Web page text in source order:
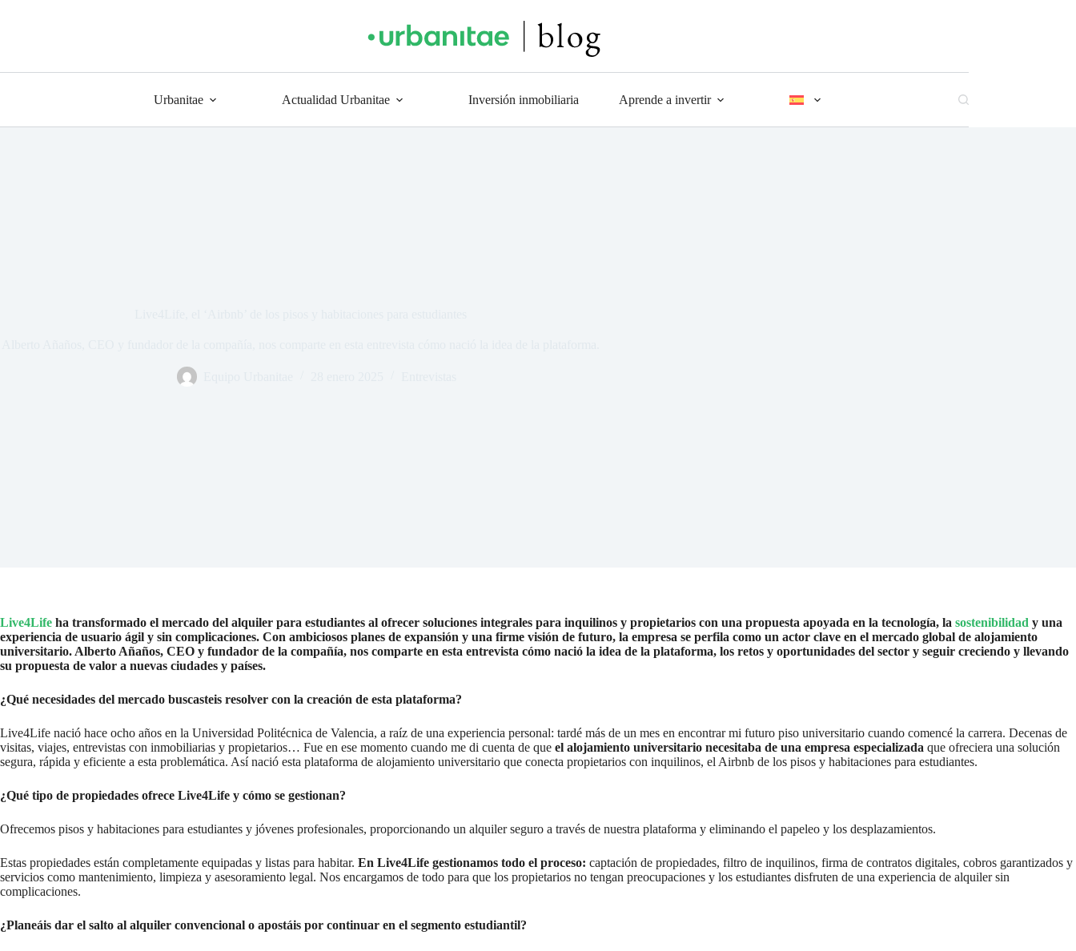
Urbanitae Actualidad Urbanitae Inversión inmobiliaria Aprende a invertir
Live4Life ha transformado el mercado del alquiler para estudiantes al ofrecer soluciones integrales para inquilinos y propietarios con una propuesta apoyada en la tecnología, la sostenibilidad y una
experiencia de usuario ágil y sin complicaciones. Con ambiciosos planes de expansión y una firme visión de futuro, la empresa se perfila como un actor clave en el mercado global de alojamiento
universitario. Alberto Añaños, CEO y fundador de la compañía, nos comparte en esta entrevista cómo nació la idea de la plataforma, los retos y oportunidades del sector y seguir creciendo y llevando
su propuesta de valor a nuevas ciudades y países.
¿Qué necesidades del mercado buscasteis resolver con la creación de esta plataforma?
Live4Life nació hace ocho años en la Universidad Politécnica de Valencia, a raíz de una experiencia personal: tardé más de un mes en encontrar mi futuro piso universitario cuando comencé la carrera. Decenas de
visitas, viajes, entrevistas con inmobiliarias y propietarios… Fue en ese momento cuando me di cuenta de que el alojamiento universitario necesitaba de una empresa especializada que ofreciera una solución
segura, rápida y eficiente a esta problemática. Así nació esta plataforma de alojamiento universitario que conecta propietarios con inquilinos, el Airbnb de los pisos y habitaciones para estudiantes.
¿Qué tipo de propiedades ofrece Live4Life y cómo se gestionan?
Ofrecemos pisos y habitaciones para estudiantes y jóvenes profesionales, proporcionando un alquiler seguro a través de nuestra plataforma y eliminando el papeleo y los desplazamientos.
Estas propiedades están completamente equipadas y listas para habitar. En Live4Life gestionamos todo el proceso: captación de propiedades, filtro de inquilinos, firma de contratos digitales, cobros garantizados y
servicios como mantenimiento, limpieza y asesoramiento legal. Nos encargamos de todo para que los propietarios no tengan preocupaciones y los estudiantes disfruten de una experiencia de alquiler sin
complicaciones.
¿Planeáis dar el salto al alquiler convencional o apostáis por continuar en el segmento estudiantil?